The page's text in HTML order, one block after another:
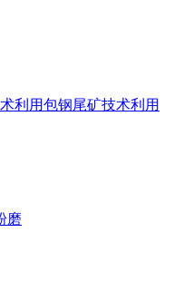
利用包钢尾矿技术利用
磨